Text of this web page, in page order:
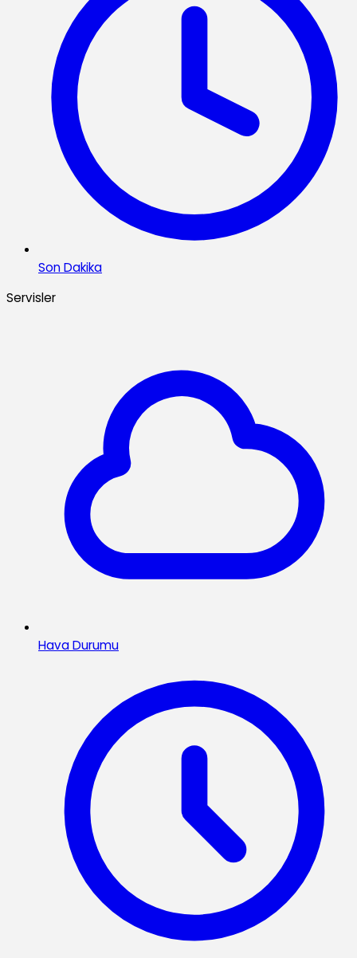
Son Dakika
Servisler
Hava Durumu